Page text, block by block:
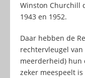
Winston Churchill
1943 en 1952.
Daar hebben de
rechtervleugel
meerderheid) hun
zeker meespeelt